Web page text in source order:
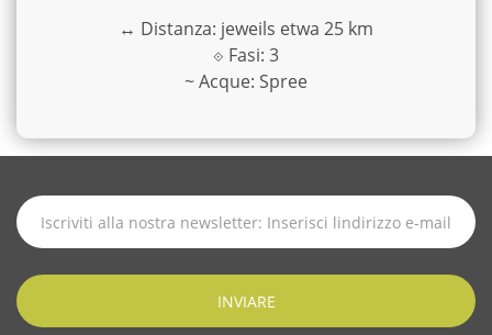
↔ Distanza: jeweils etwa 25 km
⟐ Fasi: 3
~Acque: Spree
ISCRIVITI
ALLE
ULTIME
NOTIZIE
INVIARE